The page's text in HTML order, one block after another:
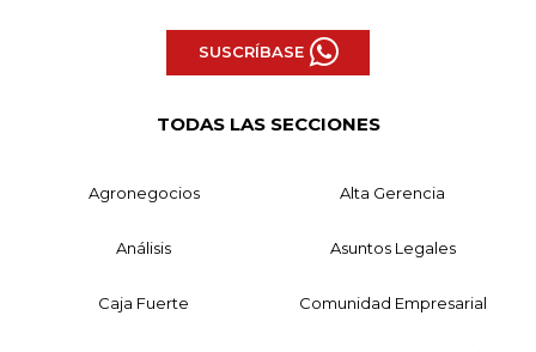
SUSCRÍBASE
TODAS LAS SECCIONES
Agronegocios Alta Gerencia
Análisis Asuntos Legales
Caja Fuerte Comunidad Empresarial